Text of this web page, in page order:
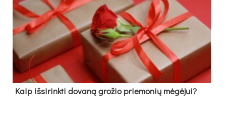
Kaip išsirinkti dovaną grožio priemonių mėgėjui?